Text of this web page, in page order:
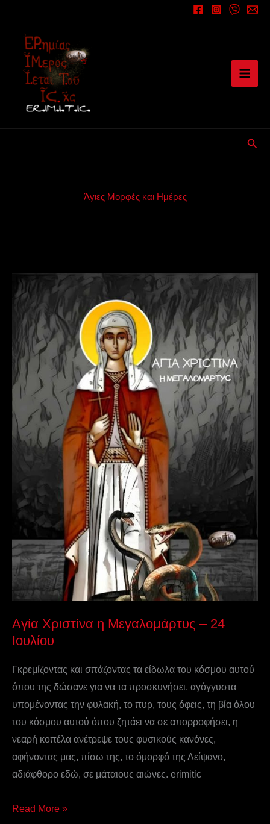
περιεχόμενο
Άγιες Μορφές και Ημέρες
Αγία Χριστίνα η Μεγαλομάρτυς – 24
Ιουλίου
Γκρεμίζοντας και σπάζοντας τα είδωλα του κόσμου αυτού
όπου της δώσανε για να τα προσκυνήσει, αγόγγυστα
υπομένοντας την φυλακή, το πυρ, τους όφεις, τη βία όλου
του κόσμου αυτού όπου ζητάει να σε απορροφήσει, η
νεαρή κοπέλα ανέτρεψε τους φυσικούς κανόνες,
αφήνοντας μας, πίσω της, το όμορφό της Λείψανο,
αδιάφθορο εδώ, σε μάταιους αιώνες. erimitic
Αγία
Χριστίνα
Μεγαλομάρτυς
24
Ιουλίου
Read More »